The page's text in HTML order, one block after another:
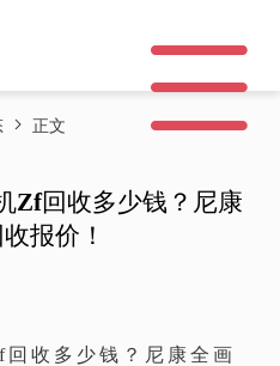
正文
Zf回收多少钱？尼康
报价！
收多少钱？尼康全画